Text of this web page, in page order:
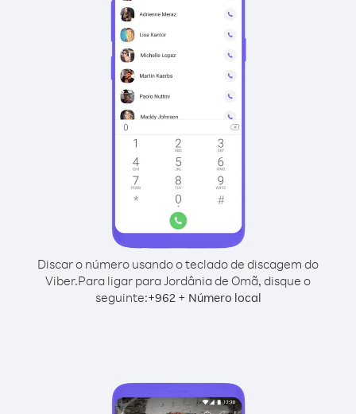
Discar o número usando o teclado de discagem do
Viber.Para ligar para Jordânia de Omã, disque o
seguinte:+962+ Número local